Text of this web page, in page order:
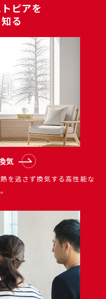
ピアを
る
気
を逃さず換気する⾼性能な